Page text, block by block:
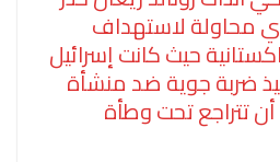
محاولة لاستهداف
حيث كانت إسرائيل
ضربة جوية ضد منشأة
تتراجع تحت وطأة